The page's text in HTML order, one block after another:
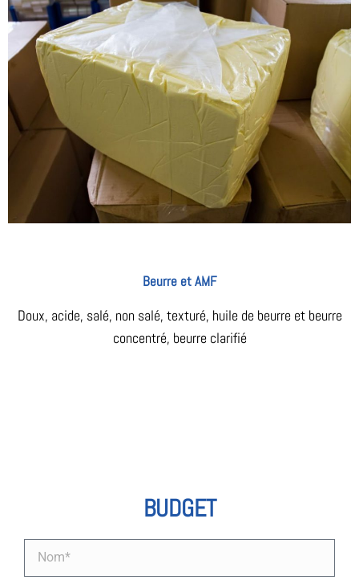
Beurre et AMF
Doux, acide, salé, non salé, texturé, huile de beurre et beurre
concentré, beurre clarifié
BUDGET
Nombre